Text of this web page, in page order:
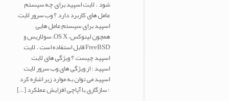
شود . لایت اسپید برای چه سیستم
عامل های کاربرد دارد ؟ وب سرور لایت
اسپید برای سیستم عامل هایی
همچون لینوکس، OS X، سولاریس و
FreeBSD قابل استفاده است . لایت
اسپید چیست ؟ ویژگی های لایت
اسپید : از ویژگی های وب سرور لایت
اسپید می توان به موارد زیر اشاره کرد
: سازگاری با آپاچی افزایش عملکرد[…]